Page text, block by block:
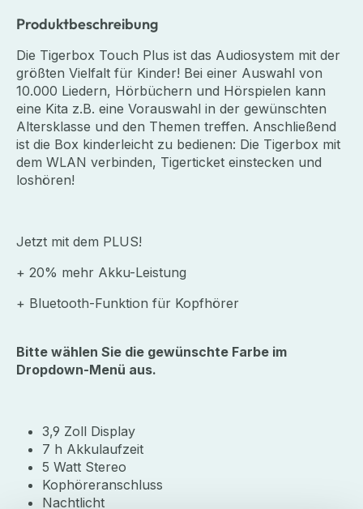
Produktbeschreibung
Die Tigerbox Touch Plus ist das Audiosystem mit der
größten Vielfalt für Kinder! Bei einer Auswahl von
10.000 Liedern, Hörbüchern und Hörspielen kann
eine Kita z.B. eine Vorauswahl in der gewünschten
Altersklasse und den Themen treffen. Anschließend
ist die Box kinderleicht zu bedienen: Die Tigerbox mit
dem WLAN verbinden, Tigerticket einstecken und
loshören!
Jetzt mit dem PLUS!
+ 20% mehr Akku-Leistung
+ Bluetooth-Funktion für Kopfhörer
Bitte wählen Sie die gewünschte Farbe im
Dropdown-Menü aus.
3,9 Zoll Display
7 h Akkulaufzeit
5 Watt Stereo
Kophöreranschluss
Nachtlicht